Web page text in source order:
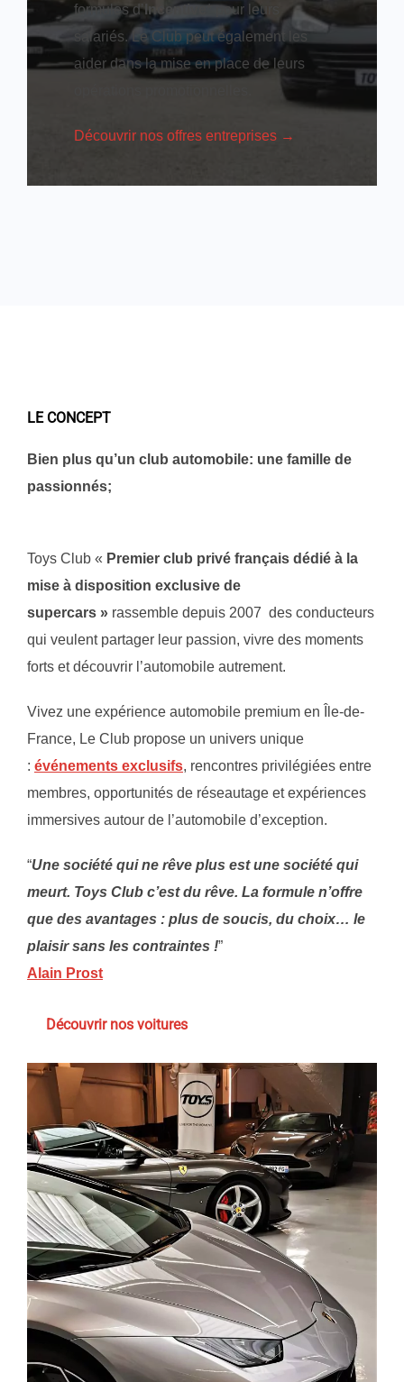
formules d’Incentive* pour leurs
salariés. Le Club peut également les
aider dans la mise en place de leurs
Découvrir nos offres entreprises →
LE CONCEPT
Bien plus qu’un club automobile: une famille de
passionnés;
Toys Club « Premier club privé français dédié à la
mise à disposition exclusive de
supercars » rassemble depuis 2007 des conducteurs
qui veulent partager leur passion, vivre des moments
forts et découvrir l’automobile autrement.
Vivez une expérience automobile premium en Île-de-
France, Le Club propose un univers unique
: événements exclusifs, rencontres privilégiées entre
membres, opportunités de réseautage et expériences
immersives autour de l’automobile d’exception.
“Une société qui ne rêve plus est une société qui
meurt. Toys Club c’est du rêve. La formule n’offre
que des avantages : plus de soucis, du choix… le
plaisir sans les contraintes !”
Alain Prost
Découvrir nos voitures